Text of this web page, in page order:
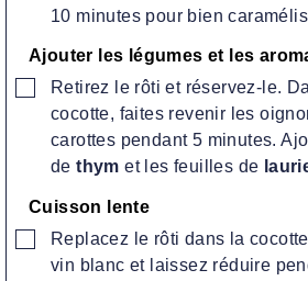
10 minutes pour bien
Ajouter les légumes et les
▢
Retirez le rôti et réservez-le.
cocotte, faites revenir les
carottes pendant 5 minutes.
dethym et les feuilles de
Cuisson lente
▢
Replacez le rôti dans la
vin blanc et laissez réduire